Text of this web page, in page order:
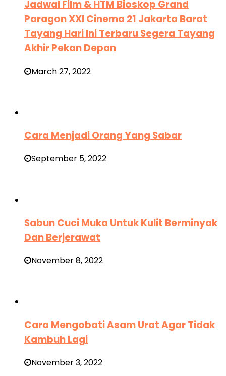
Jadwal Film & HTM Bioskop Grand
Paragon XXI Cinema 21 Jakarta Barat
Tayang Hari Ini Terbaru Segera Tayang
Akhir Pekan Depan
March 27, 2022
Cara Menjadi Orang Yang Sabar
September 5, 2022
Sabun Cuci Muka Untuk Kulit Berminyak
Dan Berjerawat
November 8, 2022
Cara Mengobati Asam Urat Agar Tidak
Kambuh Lagi
November 3, 2022